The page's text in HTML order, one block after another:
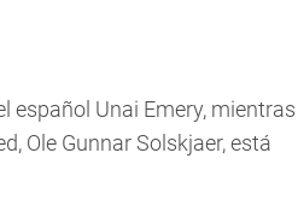
español Unai Emery, mientras
Ole Gunnar Solskjaer, está